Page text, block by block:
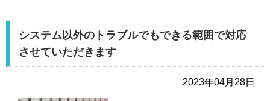
システム以外のトラブルでもできる範囲で対応
させていただきます
2023年04月28日